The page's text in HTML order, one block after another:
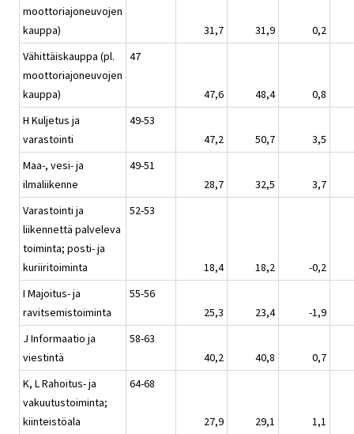
moottoriajoneuvojen
kauppa)
31,7 31,9
0,2
Vähittäiskauppa (pl.
moottoriajoneuvojen
kauppa)
47
47,6 48,4
0,8
H Kuljetus ja
varastointi
49-53
47,2
50,7
3,5
Maa-, vesi- ja
ilmaliikenne
49-51
28,7
32,5
3,7
Varastointi ja
liikennettä palveleva
toiminta; posti- ja
kuriiritoiminta
52-53
18,4 18,2
-0,2
I Majoitus- ja
ravitsemistoiminta
55-56
25,3
23,4
-1,9
J Informaatio ja
viestintä
58-63
40,2
40,8
0,7
K, L Rahoitus- ja
vakuutustoiminta;
kiinteistöala
64-68
27,9 29,1
1,1